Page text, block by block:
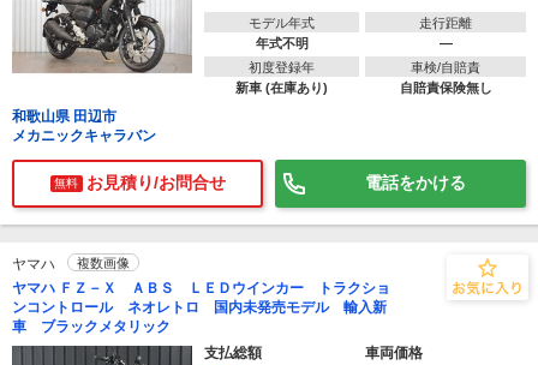
モデル年式
年式不明
走行距離
―
初度登録年
新車 (在庫あり)
車検/自賠責
自賠責保険無し
和歌山県 田辺市
メカニックキャラバン
無料 お見積り/お問合せ 電話をかける
ヤマハ 複数画像
ヤマハ ＦＺ－Ｘ ＡＢＳ ＬＥＤウインカー トラクショ
ンコントロール ネオレトロ 国内未発売モデル 輸入新
車 ブラックメタリック
支払総額
車両価格